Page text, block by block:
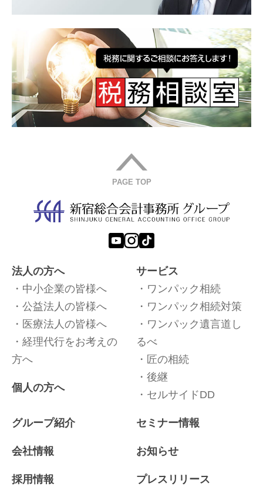
PAGE TOP
法人の方へ
中小企業の皆様へ
公益法人の皆様へ
医療法人の皆様へ
経理代行をお考えの
方へ
個人の方へ
サービス
ワンパック相続
ワンパック相続対策
ワンパック遺言道し
るべ
匠の相続
後継
セルサイドDD
グループ紹介
会社情報
採用情報
セミナー情報
お知らせ
プレスリリース